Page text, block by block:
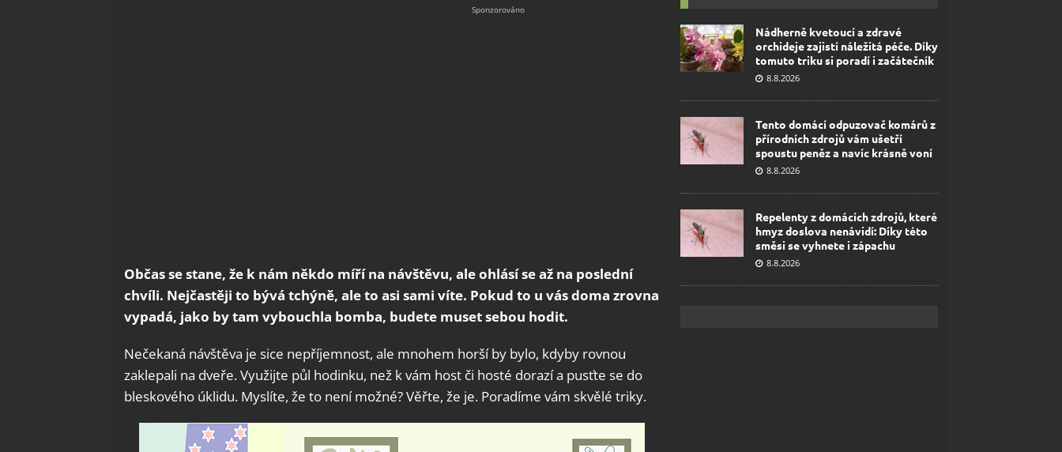
Občas se stane, že k nám někdo míří na návštěvu, ale ohlásí se až na poslední
chvíli. Nejčastěji to bývá tchýně, ale to asi sami víte. Pokud to u vás doma zrovna
vypadá, jako by tam vybouchla bomba, budete muset sebou hodit.
Nečekaná návštěva je sice nepříjemnost, ale mnohem horší by bylo, kdyby rovnou
zaklepali na dveře. Využijte půl hodinku, než k vám host či hosté dorazí a pusťte se do
bleskového úklidu. Myslíte, že to není možné? Věřte, že je. Poradíme vám skvělé triky.
Nádherně kvetoucí a zdravé
orchideje zajistí náležitá péče. Díky
tomuto triku si poradí i začátečník
8.8.2026
Tento domácí odpuzovač komárů z
přírodních zdrojů vám ušetří
spoustu peněz a navíc krásně voní
8.8.2026
Repelenty z domácích zdrojů, které
hmyz doslova nenávidí: Díky této
směsi se vyhnete i zápachu
8.8.2026